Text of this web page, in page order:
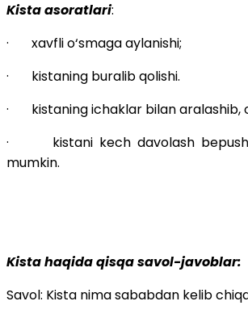
Kista asoratlari:
· xavfli o‘smaga aylanishi;
· kistaning buralib qolishi.
· kistaning ichaklar bilan aralashib,
· kistani kech davolash
mumkin.
Kista haqida qisqa savol-javoblar:
Savol: Kista nima sababdan kelib